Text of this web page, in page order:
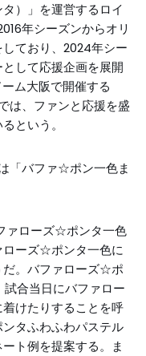
）」を運営するロイ
年シーズンからオリ
ており、2024年シー
して応援企画を展開
ム大阪で開催する
は、ファンと応援を盛
という。
「バファ☆ポン一色ま
ァローズ☆ポンタ一色
ローズ☆ポンタ一色に
だ。バファローズ☆ポ
合当日にバファロー
けたりすることを呼
タふわふわパステル
ト例を提案する。ま